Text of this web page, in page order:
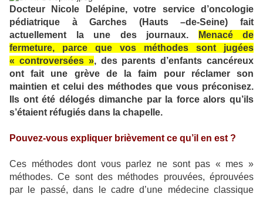
Docteur Nicole Delépine, votre service d’oncologie
pédiatrique à Garches (Hauts –de-Seine) fait
actuellement la une des journaux.
Menacé de
fermeture, parce que vos méthodes sont jugées
« controversées », des parents d’enfants cancéreux
ont fait une grève de la faim pour réclamer son
maintien et celui des méthodes que vous préconisez.
Ils ont été délogés dimanche par la force alors qu’ils
s’étaient réfugiés dans la chapelle.
Pouvez-vous expliquer brièvement ce qu’il en est ?
Ces méthodes dont vous parlez ne sont pas « mes »
méthodes. Ce sont des méthodes prouvées, éprouvées
par le passé, dans le cadre d’une médecine classique